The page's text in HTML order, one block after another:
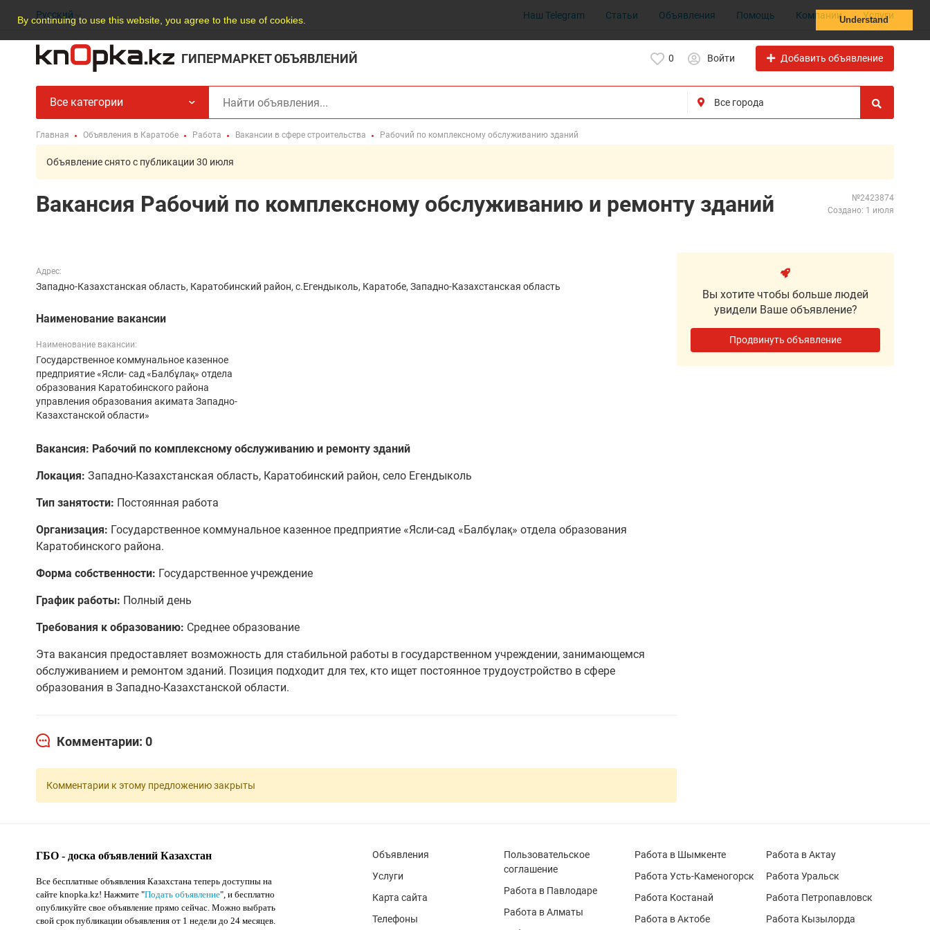
By continuing to use this website, you agree to the use of cookies. Understand
Русский Наш Telegram Статьи Объявления Помощь Компании Услуги
ГИПЕРМАРКЕТ ОБЪЯВЛЕНИЙ 0 Войти Добавить объявление
Все категории
Главная Объявления в Каратобе Работа Вакансии в сфере строительства Рабочий по комплексному обслуживанию зданий
Объявление снято с публикации 30 июля
Вакансия Рабочий по комплексному обслуживанию и ремонту зданий
№2423874
Создано: 1 июля
Адрес:
Западно-Казахстанская область, Каратобинский район, с.Егендыколь, Каратобе, Западно-Казахстанская область
Наименование вакансии
Наименование вакансии:
Государственное коммунальное казенное
предприятие «Ясли- сад «Балбұлақ» отдела
образования Каратобинского района
управления образования акимата Западно-
Казахстанской области»
Вакансия: Рабочий по комплексному обслуживанию и ремонту зданий
Локация: Западно-Казахстанская область, Каратобинский район, село Егендыколь
Тип занятости: Постоянная работа
Организация: Государственное коммунальное казенное предприятие «Ясли-сад «Балбұлақ» отдела образования
Каратобинского района.
Форма собственности: Государственное учреждение
График работы: Полный день
Требования к образованию: Среднее образование
Эта вакансия предоставляет возможность для стабильной работы в государственном учреждении, занимающемся
обслуживанием и ремонтом зданий. Позиция подходит для тех, кто ищет постоянное трудоустройство в сфере
образования в Западно-Казахстанской области.
Комментарии: 0
Комментарии к этому предложению закрыты
Вы хотите чтобы больше людей
увидели Ваше объявление?
Продвинуть объявление
ГБО - доска объявлений Казахстан
Все бесплатные объявления Казахстана теперь доступны на
сайте knopka.kz! Нажмите "Подать объявление", и бесплатно
опубликуйте свое объявление прямо сейчас. Можно выбрать
свой срок публикации объявления от 1 недели до 24 месяцев.
Объявления
Услуги
Карта сайта
Телефоны
Пользовательское
соглашение
Работа в Павлодаре
Работа в Алматы
Работа в Шымкенте
Работа Усть-Каменогорск
Работа Костанай
Работа в Актобе
Работа в Актау
Работа Уральск
Работа Петропавловск
Работа Кызылорда